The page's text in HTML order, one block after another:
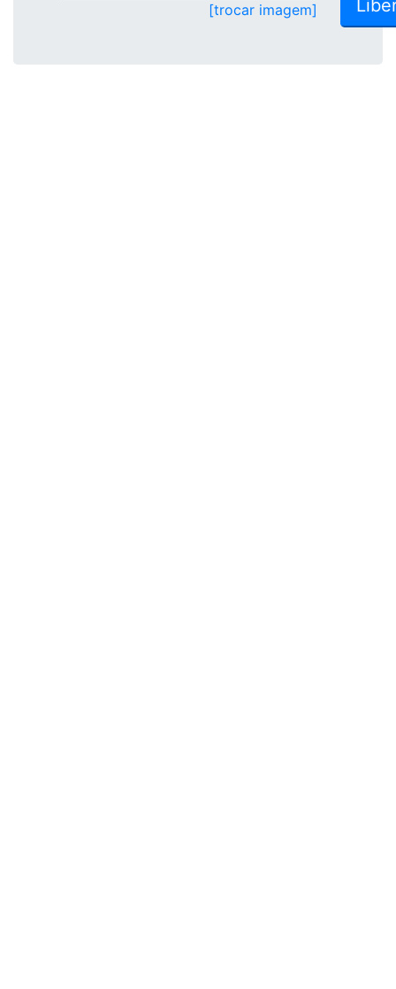
[trocar imagem]